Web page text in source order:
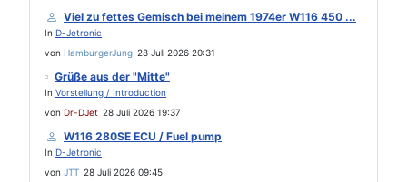
Viel zu fettes Gemisch bei meinem 1974er W116 450 ...
In D-Jetronic
von HamburgerJung 28 Juli 2026 20:31
Grüße aus der "Mitte"
In Vorstellung / Introduction
von Dr-DJet 28 Juli 2026 19:37
W116 280SE ECU / Fuel pump
In D-Jetronic
von JTT 28 Juli 2026 09:45